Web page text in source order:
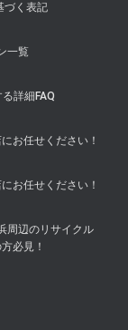
づく表記
一覧
詳細FAQ
お任せください！
お任せください！
周辺のリサイクル
必見！